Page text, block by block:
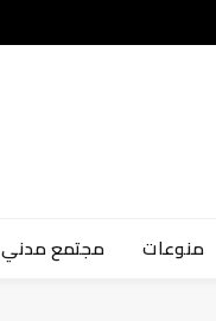
منوعات مجتمع مدني